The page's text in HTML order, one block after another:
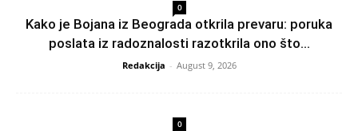
0
Kako je Bojana iz Beograda otkrila prevaru: poruka
poslata iz radoznalosti razotkrila ono što...
Redakcija - August 9, 2026
0